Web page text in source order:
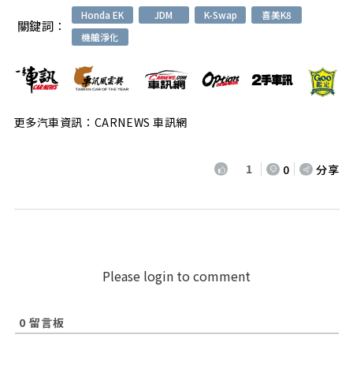
關鍵詞：
Honda EK JDM K-Swap
喜美K8
機艙淨化
更多汽車資訊：CARNEWS 車訊網
1 0 分享
Please login to comment
0 留言板